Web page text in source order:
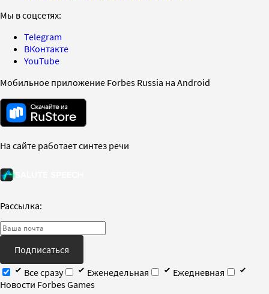
Мы в соцсетях:
Telegram
ВКонтакте
YouTube
Мобильное приложение Forbes Russia на Android
На сайте работает синтез речи
Рассылка:
Подписаться
Все сразу
Еженедельная
Ежедневная
Новости Forbes Games